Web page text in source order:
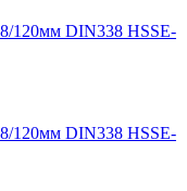
120мм DIN338 HSSE-
120мм DIN338 HSSE-